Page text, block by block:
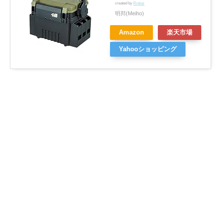
created by Rinker
明邦(Meiho)
Amazon 楽天市場
Yahooショッピング